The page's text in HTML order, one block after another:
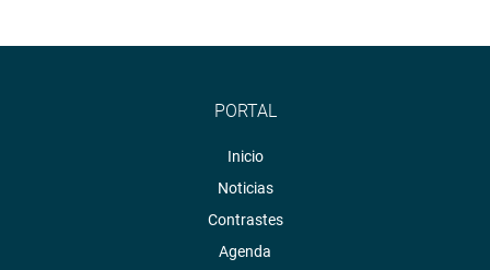
PORTAL
Inicio
Noticias
Contrastes
Agenda